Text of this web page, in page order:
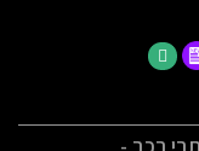
רכב -